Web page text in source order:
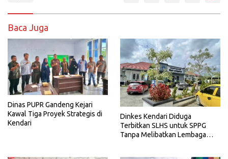
Baca Juga
Dinas PUPR Gandeng Kejari
Kawal Tiga Proyek Strategis di
Kendari
Dinkes Kendari Diduga
Terbitkan SLHS untuk SPPG
Tanpa Melibatkan Lembaga